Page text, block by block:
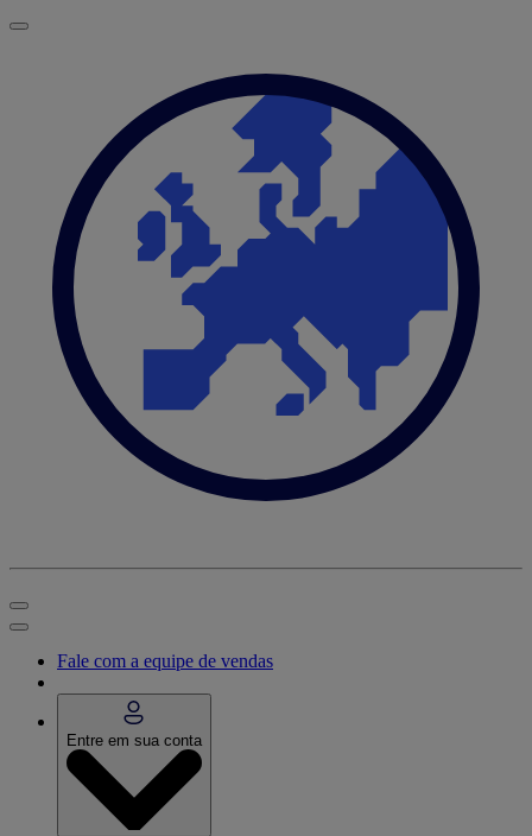
Fale com a equipe de vendas
Entre em sua conta